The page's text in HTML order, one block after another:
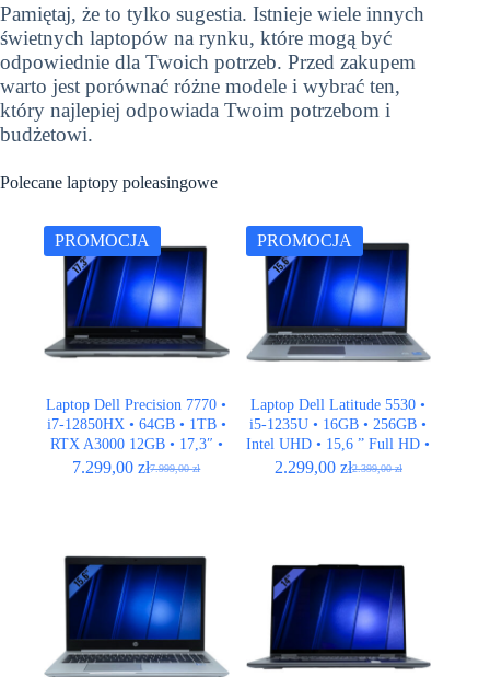
Pamiętaj, że to tylko sugestia. Istnieje wiele innych
świetnych laptopów na rynku, które mogą być
odpowiednie dla Twoich potrzeb. Przed zakupem
warto jest porównać różne modele i wybrać ten,
który najlepiej odpowiada Twoim potrzebom i
budżetowi.
Polecane laptopy poleasingowe
PROMOCJA
Laptop Dell Precision 7770 •
i7-12850HX • 64GB • 1TB •
RTX A3000 12GB • 17,3″ •
Full HD7.999,00zł
Pierwotna
7.299,00zł
Aktualna
PROMOCJA
Laptop Dell Latitude 5530 •
i5-1235U • 16GB • 256GB •
Intel UHD • 15,6 ” Full HD •
LTE2.399,00zł
Pierwotna
2.299,00 zł
Aktualna